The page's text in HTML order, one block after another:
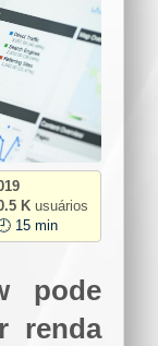
Kusuários
15 min
pode
renda